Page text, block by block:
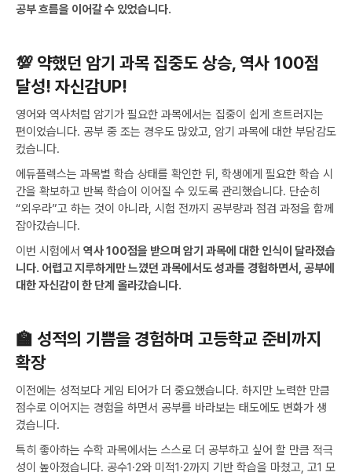
공부 흐름을 이어갈 수 있었습니다.
💯 약했던 암기 과목 집중도 상승, 역사 100점
달성! 자신감UP!
영어와 역사처럼 암기가 필요한 과목에서는 집중이 쉽게 흐트러지는
편이었습니다. 공부 중 조는 경우도 많았고, 암기 과목에 대한 부담감도
컸습니다.
에듀플렉스는 과목별 학습 상태를 확인한 뒤, 학생에게 필요한 학습 시
간을 확보하고 반복 학습이 이어질 수 있도록 관리했습니다. 단순히
“외우라”고 하는 것이 아니라, 시험 전까지 공부량과 점검 과정을 함께
잡아갔습니다.
이번 시험에서 역사 100점을 받으며 암기 과목에 대한 인식이 달라졌습
니다. 어렵고 지루하게만 느꼈던 과목에서도 성과를 경험하면서, 공부에
대한 자신감이 한 단계 올라갔습니다.
🏫 성적의 기쁨을 경험하며 고등학교 준비까지
확장
이전에는 성적보다 게임 티어가 더 중요했습니다. 하지만 노력한 만큼
점수로 이어지는 경험을 하면서 공부를 바라보는 태도에도 변화가 생
겼습니다.
특히 좋아하는 수학 과목에서는 스스로 더 공부하고 싶어 할 만큼 적극
성이 높아졌습니다. 공수1·2와 미적1·2까지 기반 학습을 마쳤고, 고1 모